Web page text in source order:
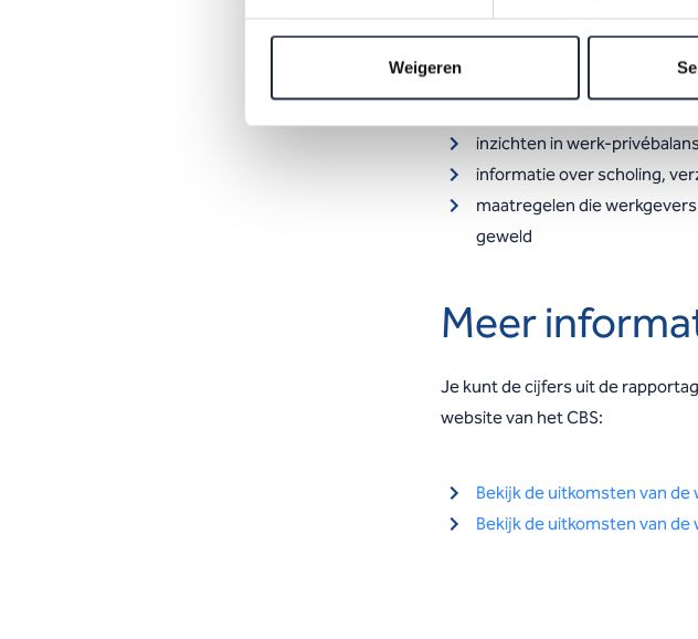
Weigeren
In deze infographic vind je onder
inzichten in werk-
informatie over scholing,
maatregelen die
geweld
Meer
Je kunt de cijfers uit de
website van het CBS:
Bekijk de uitkomsten van
Bekijk de uitkomsten van